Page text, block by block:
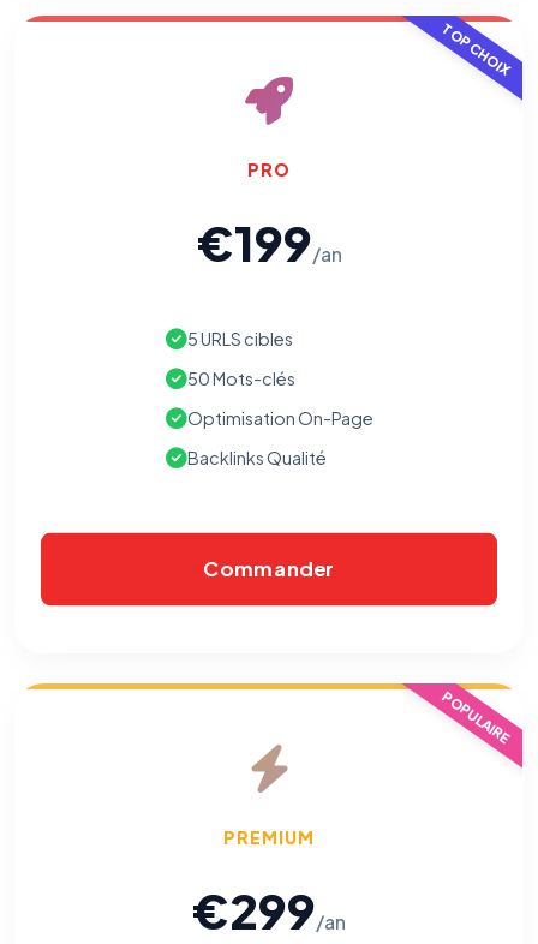
TOP CHOIX
PRO
€199/an
5 URLS cibles
50 Mots-clés
Optimisation On-Page
Backlinks Qualité
Commander
POPULAIRE
PREMIUM
€299/an